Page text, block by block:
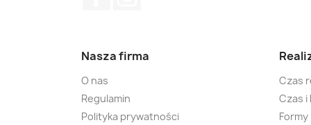
Nasza firma
O nas
Regulamin
Polityka prywatności
Czas
Czas